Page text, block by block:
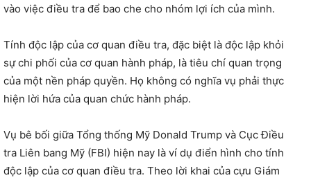
vào việc điều tra để bao che cho nhóm lợi ích của mình.
Tính độc lập của cơ quan điều tra, đặc biệt là độc lập khỏi
sự chi phối của cơ quan hành pháp, là tiêu chí quan trọng
của một nền pháp quyền. Họ không có nghĩa vụ phải thực
hiện lời hứa của quan chức hành pháp.
Vụ bê bối giữa Tổng thống Mỹ Donald Trump và Cục Điều
tra Liên bang Mỹ (FBI) hiện nay là ví dụ điển hình cho tính
độc lập của cơ quan điều tra. Theo lời khai của cựu Giám